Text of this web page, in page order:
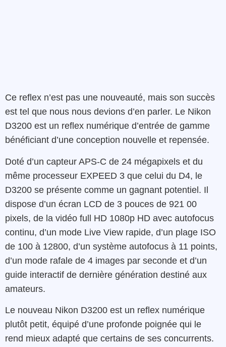
Ce reflex n’est pas une nouveauté, mais son succès
est tel que nous nous devions d’en parler. Le Nikon
D3200 est un reflex numérique d’entrée de gamme
bénéficiant d’une conception nouvelle et repensée.
Doté d’un capteur APS-C de 24 mégapixels et du
même processeur EXPEED 3 que celui du D4, le
D3200 se présente comme un gagnant potentiel. Il
dispose d’un écran LCD de 3 pouces de 921 00
pixels, de la vidéo full HD 1080p HD avec autofocus
continu, d’un mode Live View rapide, d’un plage ISO
de 100 à 12800, d’un système autofocus à 11 points,
d’un mode rafale de 4 images par seconde et d’un
guide interactif de dernière génération destiné aux
amateurs.
Le nouveau Nikon D3200 est un reflex numérique
plutôt petit, équipé d’une profonde poignée qui le
rend mieux adapté que certains de ses concurrents.